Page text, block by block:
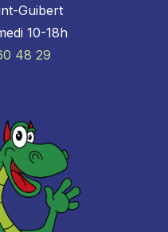
Guibert
10-18h
48 29